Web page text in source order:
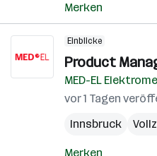
Merken
Einblicke
Product
MED-EL
vor 1 Tagen
Innsbruck
Merken